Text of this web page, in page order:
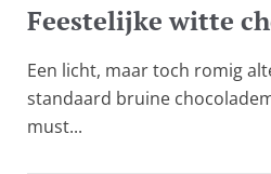
Feestelijke witte
Een licht, maar toch romig
standaard bruine
must...